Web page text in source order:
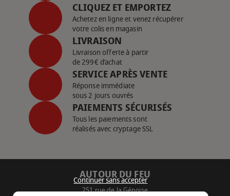
CLIQUEZ ET EMPORTEZ
Achetez en ligne et venez récupérer
votre colis en magasin
LIVRAISON
Livraison offerte à partir
de 299€ d’achat
SERVICE APRÈS VENTE
Réponse immédiate
sous 2 jours ouvrés
PAIEMENTS SÉCURISÉS
Tous les paiements sont
réalisés avec cryptage SSL
AUTOUR DU FEU
251 rue de la Génoise
Continuer sans accepter